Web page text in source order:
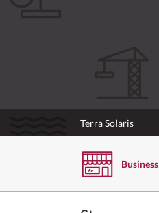
Terra Solaris
Business